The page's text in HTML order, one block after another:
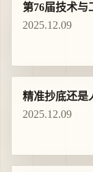
第76届技术与
2025.12.09
精准抄底还是
2025.12.09